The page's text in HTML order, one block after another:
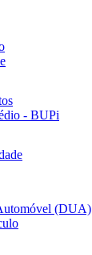
- BUPi
(DUA)